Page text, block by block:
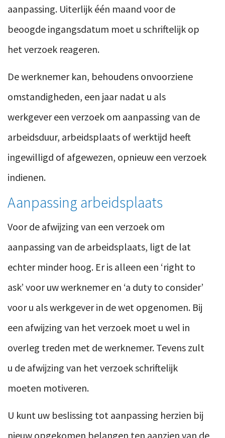
aanpassing. Uiterlijk één maand voor de
beoogde ingangsdatum moet u schriftelijk op
het verzoek reageren.
De werknemer kan, behoudens onvoorziene
omstandigheden, een jaar nadat u als
werkgever een verzoek om aanpassing van de
arbeidsduur, arbeidsplaats of werktijd heeft
ingewilligd of afgewezen, opnieuw een verzoek
indienen.
Aanpassing arbeidsplaats
Voor de afwijzing van een verzoek om
aanpassing van de arbeidsplaats, ligt de lat
echter minder hoog. Er is alleen een ‘right to
ask’ voor uw werknemer en ‘a duty to consider’
voor u als werkgever in de wet opgenomen. Bij
een afwijzing van het verzoek moet u wel in
overleg treden met de werknemer. Tevens zult
u de afwijzing van het verzoek schriftelijk
moeten motiveren.
U kunt uw beslissing tot aanpassing herzien bij
nieuw opgekomen belangen ten aanzien van de